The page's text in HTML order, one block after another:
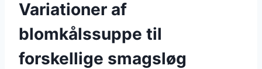
Variationer af
blomkålssuppe til
forskellige smagsløg